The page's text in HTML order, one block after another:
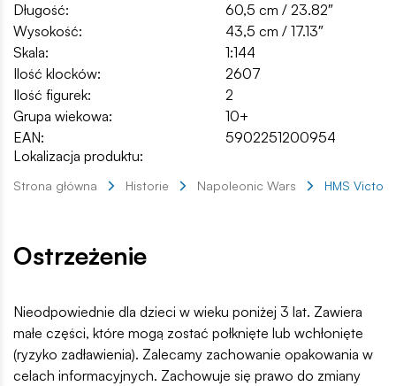
Długość:
60,5 cm / 23.82″
Wysokość:
43,5 cm / 17.13″
Skala:
1:144
Ilość klocków:
2607
Ilość figurek:
2
Grupa wiekowa:
10+
EAN:
5902251200954
Lokalizacja produktu:
Strona główna Historie Napoleonic Wars HMS
Ostrzeżenie
Nieodpowiednie dla dzieci w wieku poniżej 3 lat. Zawiera
małe części, które mogą zostać połknięte lub wchłonięte
(ryzyko zadławienia). Zalecamy zachowanie opakowania w
celach informacyjnych. Zachowuje się prawo do zmiany